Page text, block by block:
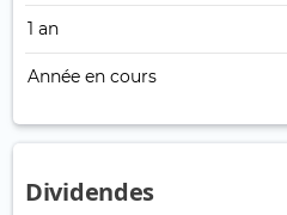
1 an
Année en cours
Dividendes